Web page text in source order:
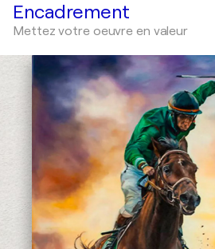
Encadrement
Mettez votre oeuvre en valeur